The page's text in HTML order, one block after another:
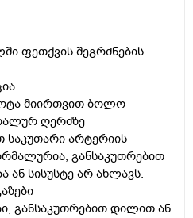
ფეთქვის შეგრძნების
მიირთვით ბოლო
ღერძზე
არტერიის
განსაკუთრებით
ან სისუსტე არ ახლავს.
განსაკუთრებით დილით ან